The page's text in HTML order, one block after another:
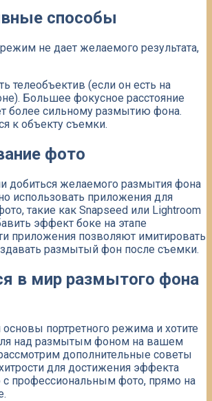
способы
не дает желаемого результата,
телеобъектив (если он есть на
Большее фокусное расстояние
более сильному размытию фона.
к объекту съемки.
фото
добиться желаемого размытия фона
использовать приложения для
такие как Snapseed или Lightroom
эффект боке на этапе
приложения позволяют имитировать
размытый фон после съемки.
в мир размытого фона
портретного режима и хотите
над размытым фоном на вашем
дополнительные советы
для достижения эффекта
с профессиональным фото, прямо на